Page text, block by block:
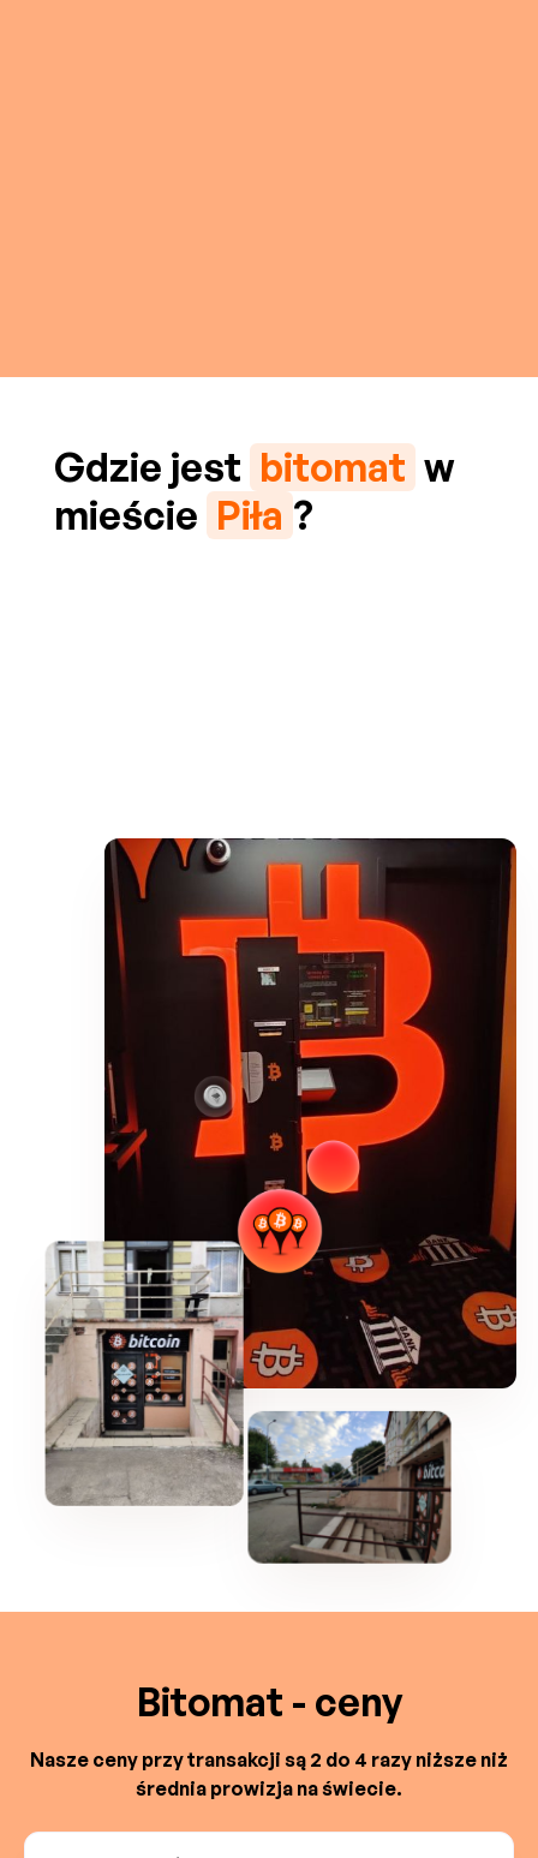
Gdzie jest bitomat w
mieście Piła ?
Bitomat - ceny
Nasze ceny przy transakcji są 2 do 4 razy niższe niż
średnia prowizja na świecie.